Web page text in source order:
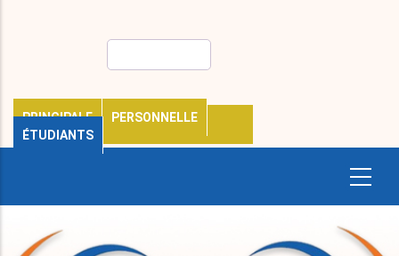
PRINCIPALE
PERSONNELLE
ÉTUDIANTS